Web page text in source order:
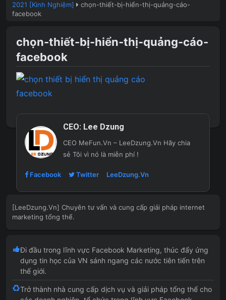
2021 [Kinh Nghiệm]
chọn-thiết-bị-hiển-thị-quảng-cáo-
facebook
chọn-thiết-bị-hiển-thị-quảng-cáo-
facebook
CEO: Lee Dzung
CEO MeFun.Vn – LeeDzung.Vn Hãy chia
sẻ Tôi vì nó là miễn phí !
Facebook Twitter LeeDzung.Vn
[LeeDzung.Vn] Chuyên tư vấn và cung cấp giải pháp internet
marketing tổng thể.
Đi đầu trong lĩnh vực Facebook Marketing, thúc đẩy ứng
dụng tin học của VN sánh ngang các nước tiên tiến trên
thế giới.
Trở thành nhà cung cấp dịch vụ và giải pháp tổng thể cho